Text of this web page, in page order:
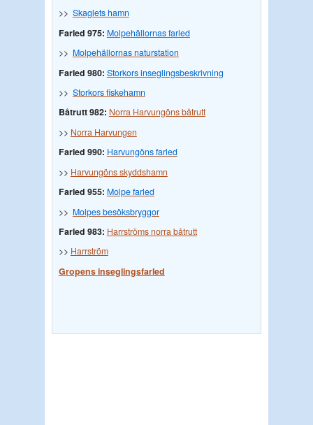
>> Skaglets hamn
Farled 975: Molpehällornas farled
>> Molpehällornas naturstation
Farled 980: Storkors inseglingsbeskrivning
>> Storkors fiskehamn
Båtrutt 982: Norra Harvungöns båtrutt
>> Norra Harvungen
Farled 990: Harvungöns farled
>> Harvungöns skyddshamn
Farled 955: Molpe farled
>> Molpes besöksbryggor
Farled 983: Harrströms norra båtrutt
>> Harrström
Gropens inseglingsfarled